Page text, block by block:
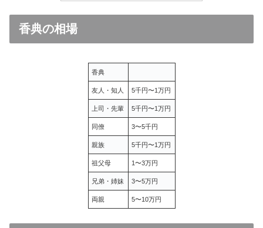
香典の相場
香典
友人・知人 5千円〜1万円
上司・先輩 5千円〜1万円
同僚 3〜5千円
親族 5千円〜1万円
祖父母 1〜3万円
兄弟・姉妹 3〜5万円
両親 5〜10万円